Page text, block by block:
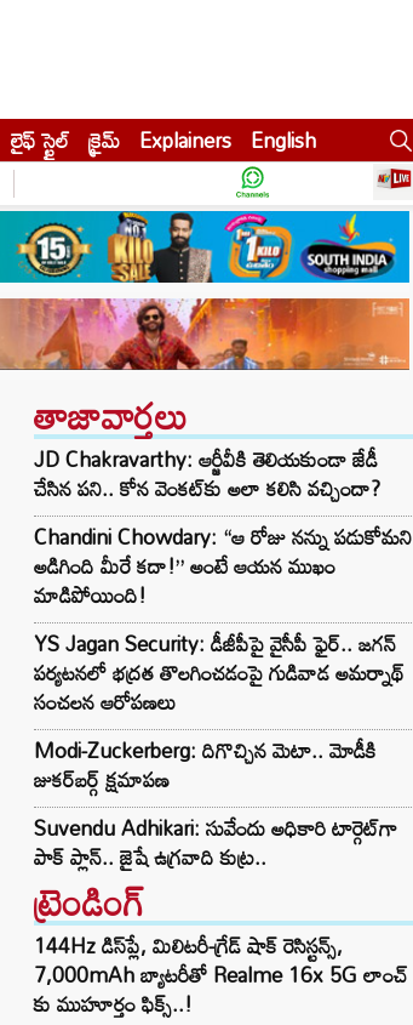
లైఫ్ స్టైల్ క్రైమ్ Explainers English
తాజావార్తలు
JD Chakravarthy: ఆర్జీవీకి తెలియకుండా జేడీ
చేసిన పని.. కోన వెంకట్‌కు అలా కలిసి వచ్చిందా?
Chandini Chowdary: “ఆ రోజు నన్ను పడుకోమని
అడిగింది మీరే కదా!” అంటే ఆయన ముఖం
మాడిపోయింది!
YS Jagan Security: డీజీపీపై వైసీపీ ఫైర్.. జగన్
పర్యటనలో భద్రత తొలగించడంపై గుడివాడ అమర్నాథ్
సంచలన ఆరోపణలు
Modi-Zuckerberg: దిగొచ్చిన మెటా.. మోడీకి
జుకర్‌బర్గ్ క్షమాపణ
Suvendu Adhikari: సువేందు అధికారి టార్గెట్‌గా
పాక్ ప్లాన్.. జైషే ఉగ్రవాది కుట్ర..
ట్రెండింగ్‌
144Hz డిస్‌ప్లే, మిలిటరీ-గ్రేడ్ షాక్ రెసిస్టన్స్,
7,000mAh బ్యాటరీతో Realme 16x 5G లాంచ్
కు ముహూర్తం ఫిక్స్..!